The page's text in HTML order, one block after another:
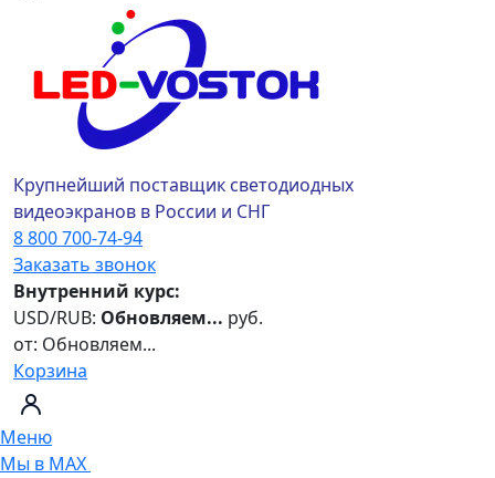
Крупнейший поставщик светодиодных
видеоэкранов в России и СНГ
8 800 700-74-94
Заказать звонок
Внутренний курс:
USD/RUB: Обновляем... руб.
от: Обновляем...
Корзина
Меню
Мы в MAX